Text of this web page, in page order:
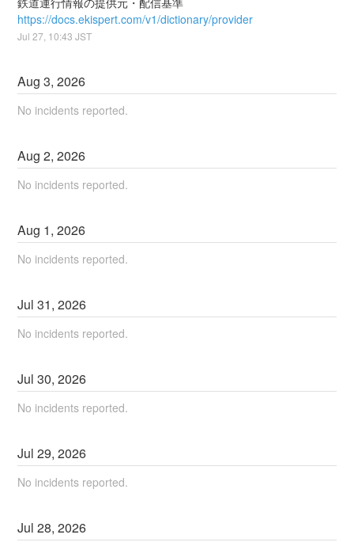
https://docs.ekispert.com/v1/dictionary/provider
Jul27 10:43 JST
Aug3,2026
No incidents reported.
Aug2,2026
No incidents reported.
Aug 1,2026
No incidents reported.
Jul31,2026
No incidents reported.
Jul30,2026
No incidents reported.
Jul29,2026
No incidents reported.
Jul28,2026